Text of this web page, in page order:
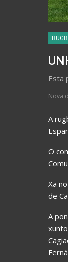
RUGBI
Esta
Nova
A
O
Xa
de
A